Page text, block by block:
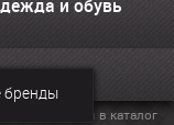
и обувь
бренды
Вернуться в каталог